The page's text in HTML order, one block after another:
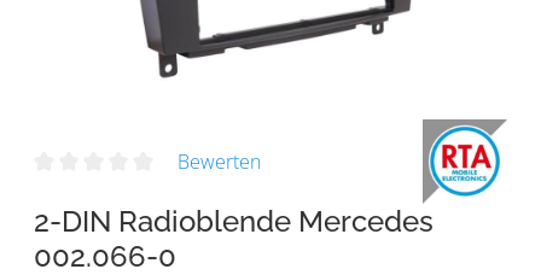
Bewerten
2-DIN Radioblende Mercedes
002.066-0